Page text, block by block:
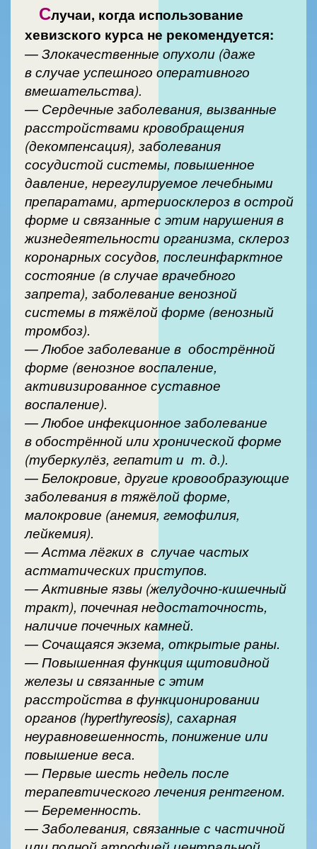
Случаи, когда использование
хевизского курса не рекомендуется:
— Злокачественные опухоли (даже
в случае успешного оперативного
вмешательства).
— Сердечные заболевания, вызванные
расстройствами кровобращения
(декомпенсация), заболевания
сосудистой системы, повышенное
давление, нерегулируемое лечебными
препаратами, артериосклероз в острой
форме и связанные с этим нарушения в
жизнедеятельности организма, склероз
коронарных сосудов, послеинфарктное
состояние (в случае врачебного
запрета), заболевание венозной
системы в тяжёлой форме (венозный
тромбоз).
— Любое заболевание в обострённой
форме (венозное воспаление,
активизированное суставное
воспаление).
— Любое инфекционное заболевание
в обострённой или хронической форме
(туберкулёз, гепатит и т. д.).
— Белокровие, другие кровообразующие
заболевания в тяжёлой форме,
малокровие (анемия, гемофилия,
лейкемия).
— Астма лёгких в случае частых
астматических приступов.
— Активные язвы (желудочно-кишечный
тракт), почечная недостаточность,
наличие почечных камней.
— Сочащаяся экзема, открытые раны.
— Повышенная функция щитовидной
железы и связанные с этим
расстройства в функционировании
органов (hyperthyreosis), сахарная
неуравновешенность, понижение или
повышение веса.
— Первые шесть недель после
терапевтического лечения рентгеном.
— Беременность.
— Заболевания, связанные с частичной